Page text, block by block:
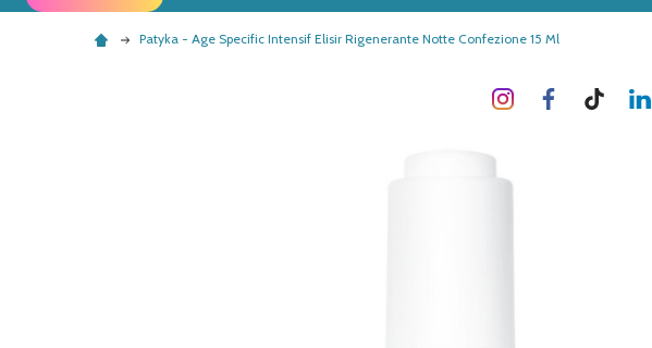
Patyka - Age Specific Intensif Elisir Rigenerante Notte Confezione 15 Ml